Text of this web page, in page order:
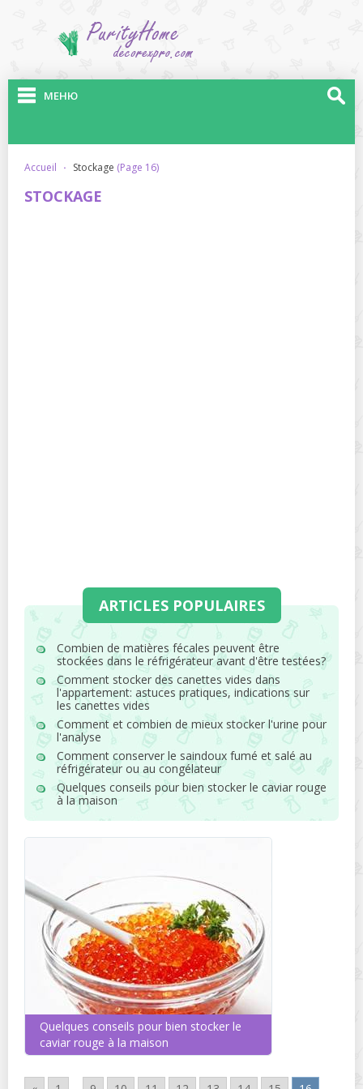
МЕНЮ
accueil · stockage (Page 16)
STOCKAGE
ARTICLES POPULAIRES
Combien de matières fécales peuvent être
stockées dans le réfrigérateur avant d'être testées?
Comment stocker des canettes vides dans
l'appartement: astuces pratiques, indications sur
les canettes vides
Comment et combien de mieux stocker l'urine pour
l'analyse
Comment conserver le saindoux fumé et salé au
réfrigérateur ou au congélateur
Quelques conseils pour bien stocker le caviar rouge
à la maison
Quelques conseils pour bien stocker le
caviar rouge à la maison